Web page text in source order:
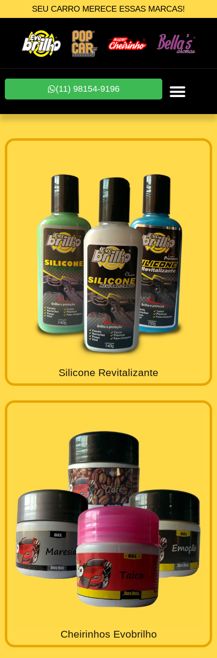
SEU CARRO MERECE ESSAS MARCAS!
(11) 98154-9196
Silicone Revitalizante
Cheirinhos Evobrilho